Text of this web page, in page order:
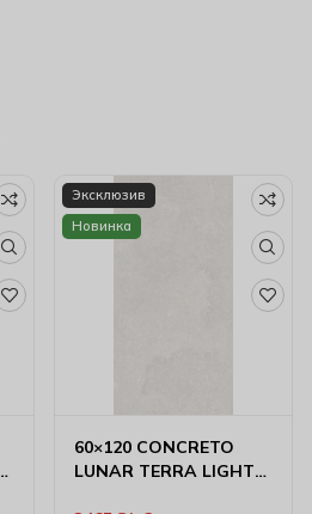
Эксклюзив
Новинка
60×120 CONCRETO
LUNAR TERRA LIGHT